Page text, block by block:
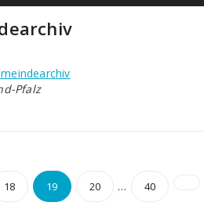
Pfalz
18 19 20 … 40